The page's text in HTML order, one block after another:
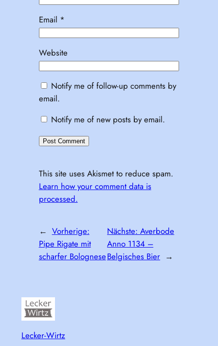
Email *
Website
Notify me of follow-up comments by
email.
Notify me of new posts by email.
This site uses Akismet to reduce spam.
Learn how your comment data is
processed.
← Vorherige:
Pipe Rigate mit
scharfer Bolognese
Nächste:Averbode
Anno 1134 –
Belgisches Bier →
Lecker-Wirtz